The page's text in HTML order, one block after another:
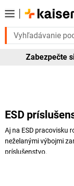
to urgentne?
Zabezpečte
ESD
Aj na ESD pracovisku
neželanými výbojmi
príslušenstvo.